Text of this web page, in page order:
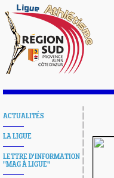
ACTUALITÉS
LA LIGUE
LETTRE D'INFORMATION
"MAG À LIGUE"